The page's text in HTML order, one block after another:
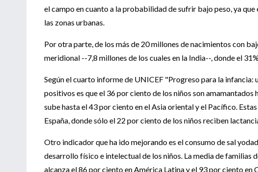
el campo en cuanto a la probabilidad de sufrir bajo peso, ya que
las zonas urbanas.
Por otra parte, de los más de 20 millones de nacimientos con
meridional --7,8 millones de los cuales en la India--, donde el
Según el cuarto informe de UNICEF "Progreso para la infancia:
positivos es que el 36 por ciento de los niños son
sube hasta el 43 por ciento en el Asia oriental y el Pacífico.
España, donde sólo el 22 por ciento de los niños reciben
Otro indicador que ha ido mejorando es el consumo de sal
desarrollo físico e intelectual de los niños. La media de familias
alcanza el 86 por ciento en América Latina y el 93 por ciento en